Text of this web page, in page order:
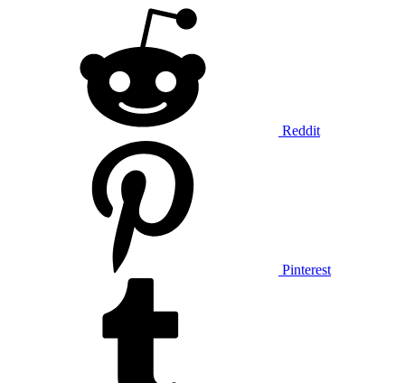
Reddit
Pinterest